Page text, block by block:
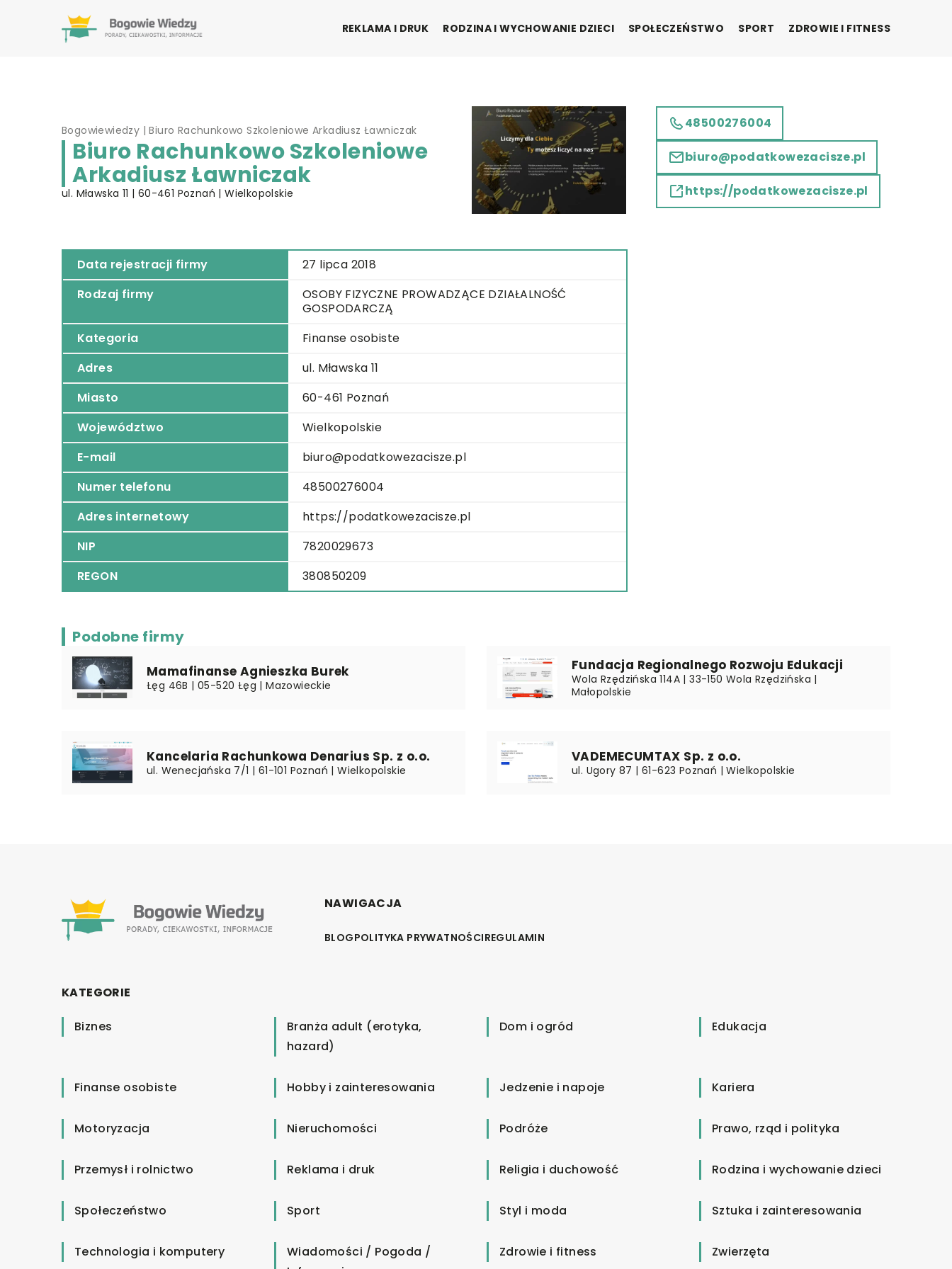
REKLAMA I DRUK RODZINA I WYCHOWANIE DZIECI SPOŁECZEŃSTWO SPORT ZDROWIE I FITNESS
Bogowiewiedzy |Biuro Rachunkowo Szkoleniowe Arkadiusz Ławniczak
Biuro Rachunkowo Szkoleniowe
Arkadiusz Ławniczak
ul. Mławska 11 | 60-461 Poznań | Wielkopolskie
Data rejestracji firmy
27 lipca 2018
Rodzaj firmy
OSOBY FIZYCZNE PROWADZĄCE DZIAŁALNOŚĆ
GOSPODARCZĄ
Kategoria
Finanse osobiste
Adres
ul. Mławska 11
Miasto
60-461 Poznań
Województwo
Wielkopolskie
E-mail
biuro@podatkowezacisze.pl
Numer telefonu
48500276004
Adres internetowy
https://podatkowezacisze.pl
NIP
7820029673
REGON
380850209
48500276004
biuro@podatkowezacisze.pl
https://podatkowezacisze.pl
Podobne firmy
Mamafinanse Agnieszka Burek
Łęg 46B | 05-520 Łęg | Mazowieckie
Fundacja Regionalnego Rozwoju Edukacji
Wola Rzędzińska 114A | 33-150 Wola Rzędzińska |
Małopolskie
Kancelaria Rachunkowa Denarius Sp. z o.o.
ul. Wenecjańska 7/1 | 61-101 Poznań | Wielkopolskie
VADEMECUMTAX Sp. z o.o.
ul. Ugory 87 | 61-623 Poznań | Wielkopolskie
NAWIGACJA
BLOGPOLITYKA PRYWATNOŚCIREGULAMIN
KATEGORIE
Biznes
Branża adult (erotyka,
hazard)
Dom i ogród Edukacja
Finanse osobiste Hobby i zainteresowania Jedzenie i napoje Kariera
Motoryzacja Nieruchomości Podróże Prawo, rząd i polityka
Przemysł i rolnictwo Reklama i druk Religia i duchowość Rodzina i wychowanie dzieci
Społeczeństwo Sport Styl i moda Sztuka i zainteresowania
Technologia i komputery
Wiadomości / Pogoda /
Zdrowie i fitness Zwierzęta